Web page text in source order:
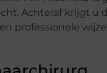
Achteraf krijgt u
professionele